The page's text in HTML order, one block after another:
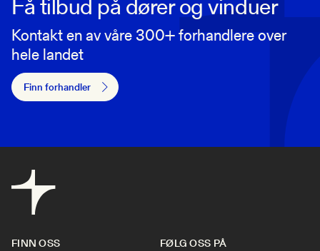
Kontakt en av våre 300+ forhandlere over
hele landet
Finn forhandler
FINN OSS
FØLG OSS PÅ